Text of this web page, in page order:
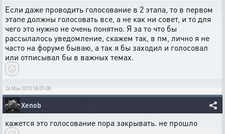
Если даже проводить голосование в 2 этапа, то в первом
этапе должны голосовать все, а не как ни совет, и то для
чего это нужно не очень понятно. Я за то что бы
рассылалось уведомление, скажем так, в пм, лично я не
часто на форуме бываю, а так я бы заходил и голосовал
или отписывал бы в важных темах.
26 Мая 2010 18:09:08
Xenob
кажется это голосование пора закрывать. не прошло